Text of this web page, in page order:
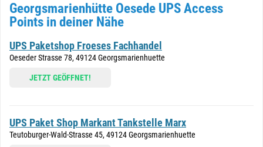
Georgsmarienhütte Oesede UPS Access
Points in deiner Nähe
UPS Paketshop Froeses Fachhandel
Oeseder Strasse 78, 49124 Georgsmarienhuette
JETZT GEÖFFNET!
UPS Paket Shop Markant Tankstelle Marx
Teutoburger-Wald-Strasse 45, 49124 Georgsmarienhuette